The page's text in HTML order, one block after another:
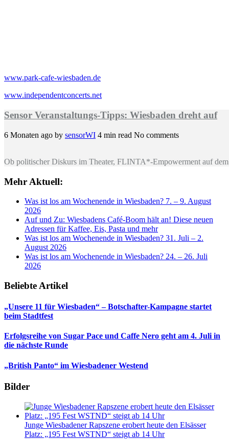
www.park-cafe-wiesbaden.de
www.independentconcerts.net
Sensor Veranstaltungs-Tipps: Wiesbaden dreht auf
6 Monaten ago by sensorWI 4 min read No comments
Ob politischer Diskurs im Theater, FLINTA*-Empowerment auf
Mehr Aktuell:
Was ist los am Wochenende in Wiesbaden? 7. – 9. August
2026
Auf und Zu: Wiesbadens Café-Boom hält an! Diese neuen
Adressen für Kaffee, Eis, Pasta und mehr
Was ist los am Wochenende in Wiesbaden? 31. Juli – 2.
August 2026
Was ist los am Wochenende in Wiesbaden? 24. – 26. Juli
2026
Beliebte Artikel
„Unsere 11 für Wiesbaden“ – Botschafter-Kampagne startet
beim Stadtfest
Erfolgsreihe von Sugar Pace und Caffe Nero geht am 4. Juli in
die nächste Runde
„British Panto“ im Wiesbadener Westend
Bilder
Junge Wiesbadener Rapszene erobert heute den Elsässer
Platz: „195 Fest WSTND“ steigt ab 14 Uhr